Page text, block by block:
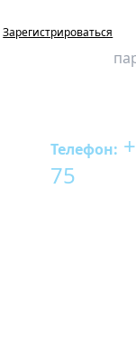
Зарегистрироваться
Телефон:
75